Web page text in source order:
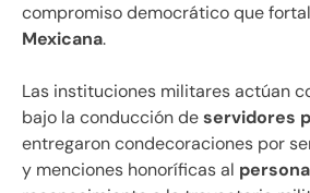
compromiso democrático que
Mexicana.
Las instituciones militares actúan
bajo la conducción deservidores
entregaron condecoraciones por
y menciones honoríficas al